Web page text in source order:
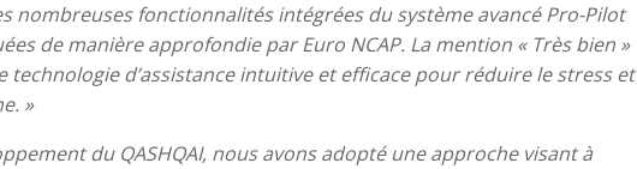
nombreuses fonctionnalités intégrées du système avancé Pro-Pilot
de manière approfondie par Euro NCAP. La mention « Très bien »
d’assistance intuitive et efficace pour réduire le stress et
»
du QASHQAI, nous avons adopté une approche visant à